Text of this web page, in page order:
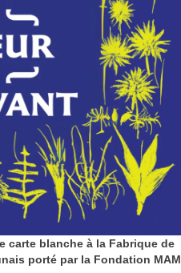
carte blanche à la Fabrique de
porté par la Fondation MAM